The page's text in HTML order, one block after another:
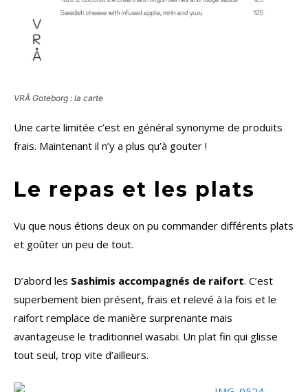
VRÅ Goteborg : la carte
Une carte limitée c’est en général synonyme de produits
frais. Maintenant il n’y a plus qu’à gouter !
Le repas et les plats
Vu que nous étions deux on pu commander différents plats
et goûter un peu de tout.
D’abord les Sashimis accompagnés de raifort. C’est
superbement bien présent, frais et relevé à la fois et le
raifort remplace de manière surprenante mais
avantageuse le traditionnel wasabi. Un plat fin qui glisse
tout seul, trop vite d’ailleurs.